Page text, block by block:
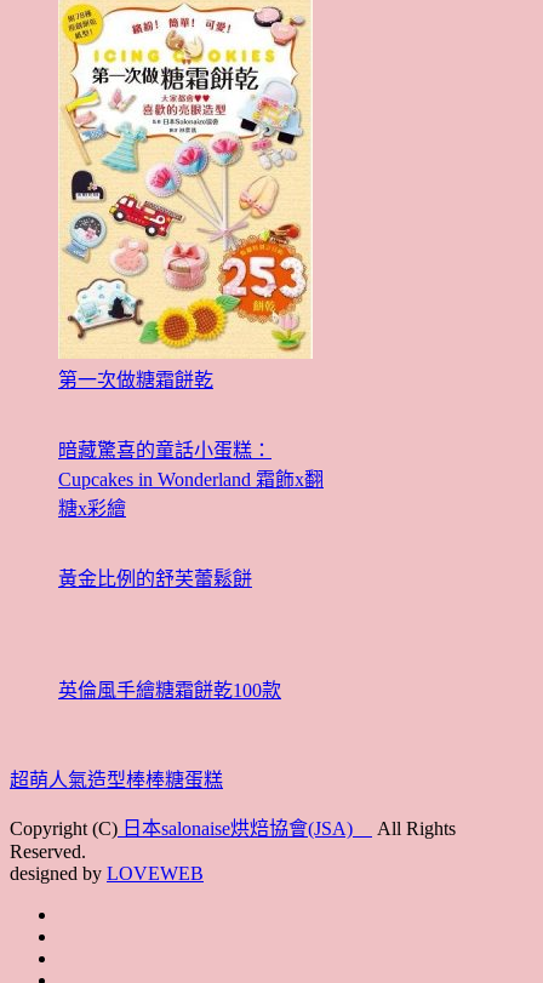
第一次做糖霜餅乾
暗藏驚喜的童話小蛋糕：
Cupcakes in Wonderland 霜飾x翻
糖x彩繪
黃金比例的舒芙蕾鬆餅
英倫風手繪糖霜餅乾100款
超萌人氣造型棒棒糖蛋糕
Copyright (C) 日本salonaise烘焙協會(JSA)
All Rights
Reserved.
designed by LOVEWEB